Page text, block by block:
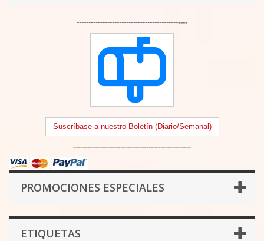
-----------------------------------------------
Suscríbase a nuestro Boletín (Diario/Semanal)
--------------------------------------------------
PROMOCIONES ESPECIALES
ETIQUETAS